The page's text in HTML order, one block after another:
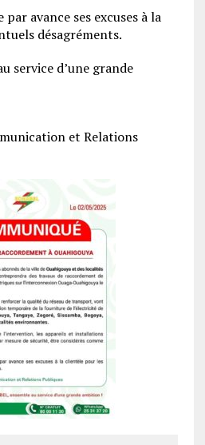
avance ses excuses à la
désagréments.
service d’une grande
et Relations